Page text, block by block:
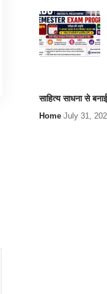
साहित्य साधना से
Home July 31,